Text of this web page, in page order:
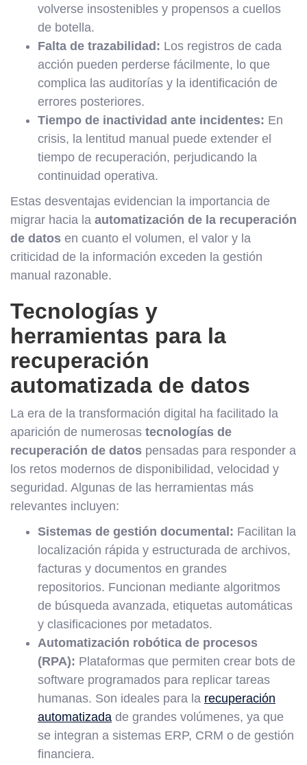
volverse insostenibles y propensos a cuellos
de botella.
Falta de trazabilidad: Los registros de cada
acción pueden perderse fácilmente, lo que
complica las auditorías y la identificación de
errores posteriores.
Tiempo de inactividad ante incidentes: En
crisis, la lentitud manual puede extender el
tiempo de recuperación, perjudicando la
continuidad operativa.
Estas desventajas evidencian la importancia de
migrar hacia la automatización de la recuperación
de datos en cuanto el volumen, el valor y la
criticidad de la información exceden la gestión
manual razonable.
Tecnologías y
herramientas para la
recuperación
automatizada de datos
La era de la transformación digital ha facilitado la
aparición de numerosas tecnologías de
recuperación de datos pensadas para responder a
los retos modernos de disponibilidad, velocidad y
seguridad. Algunas de las herramientas más
relevantes incluyen:
Sistemas de gestión documental: Facilitan la
localización rápida y estructurada de archivos,
facturas y documentos en grandes
repositorios. Funcionan mediante algoritmos
de búsqueda avanzada, etiquetas automáticas
y clasificaciones por metadatos.
Automatización robótica de procesos
(RPA): Plataformas que permiten crear bots de
software programados para replicar tareas
humanas. Son ideales para la recuperación
automatizada de grandes volúmenes, ya que
se integran a sistemas ERP, CRM o de gestión
financiera.